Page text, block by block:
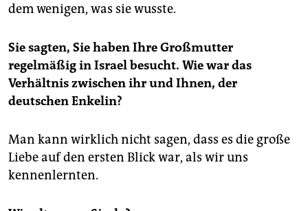
dem wenigen, was sie wusste.
Sie sagten, Sie haben Ihre Großmutter
regelmäßig in Israel besucht. Wie war das
Verhältnis zwischen ihr und Ihnen, der
deutschen Enkelin?
Man kann wirklich nicht sagen, dass es die große
Liebe auf den ersten Blick war, als wir uns
kennenlernten.